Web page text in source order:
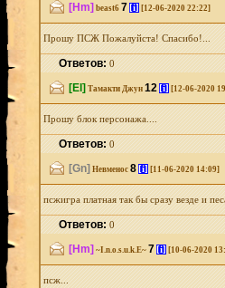
[Hm] beast6 7 [i] [12-06-2020 22:22]
Прошу ПСЖ Пожалуйста! Спасибо!...
Ответов:0
[El] Тамакти Джун 12 [i] [12-06-2020
Прошу блок персонажа....
Ответов:0
[Gn] Невменос 8 [i] [11-06-2020 14:09]
псжигра платная так бы сразу везде и
Ответов:0
[Hm] ~I.n.o.s.u.k.E~ 7 [i] [10-06-2020
псж...